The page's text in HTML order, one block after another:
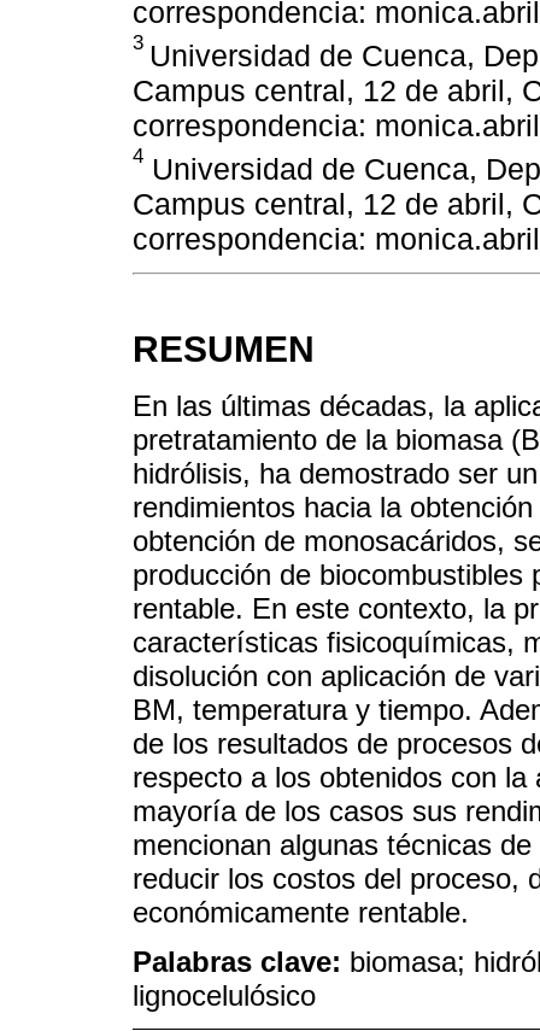
correspondencia:
3 Universidad de Cuenca,
Campus central, 12 de abril,
correspondencia:
4 Universidad de Cuenca,
Campus central, 12 de abril,
correspondencia:
RESUMEN
En las últimas décadas, la
pretratamiento de la biomasa
hidrólisis, ha demostrado ser
rendimientos hacia la
obtención de monosacáridos,
producción de biocombustibles
rentable. En este contexto, la
características fisicoquímicas,
disolución con aplicación de
BM, temperatura y tiempo.
de los resultados de procesos
respecto a los obtenidos con
mayoría de los casos sus
mencionan algunas técnicas
reducir los costos del proceso,
económicamente rentable.
Palabras clave: biomasa;
lignocelulósico